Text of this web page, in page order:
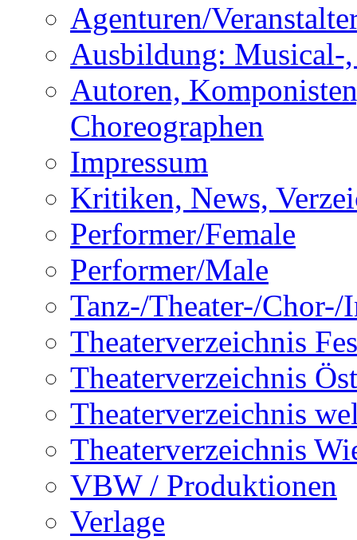
Agenturen/
Ausbildung: Musical-,
Autoren,
Choreographen
Impressum
Kritiken, News,
Performer/Female
Performer/Male
Tanz-/Theater-/Chor-/
Theaterverzeichnis
Theaterverzeichnis
Theaterverzeichnis
Theaterverzeichnis
VBW / Produktionen
Verlage